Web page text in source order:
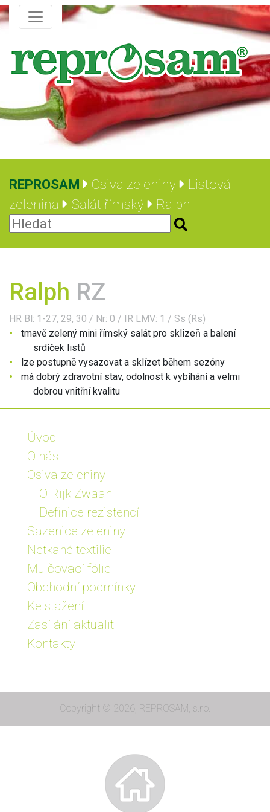
REPROSAM Osiva zeleniny
Listová
zelenina
Salát římský Ralph
Úvod
O nás
Osiva zeleniny
O Rijk Zwaan
Definice rezistencí
Sazenice zeleniny
Netkané textilie
Mulčovací fólie
Obchodní podmínky
Ke stažení
Zasílání aktualit
Kontakty
Ralph RZ
HR Bl: 1-27, 29, 30 / Nr: 0 / IR LMV: 1 / Ss (Rs)
tmavě zelený mini římský salát pro sklizeň a balení
srdíček listů
lze postupně vysazovat a sklízet během sezóny
má dobrý zdravotní stav, odolnost k vybíhání a velmi
dobrou vnitřní kvalitu
Copyright © 2026, REPROSAM, s.r.o.